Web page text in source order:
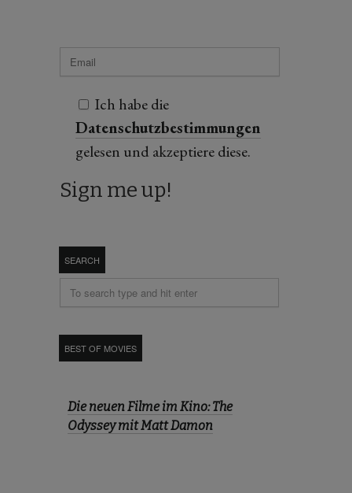
Ich habe die
Datenschutzbestimmungen
gelesen und akzeptiere diese.
SEARCH
BEST OF MOVIES
Die neuen Filme im Kino: The
Odyssey mit Matt Damon